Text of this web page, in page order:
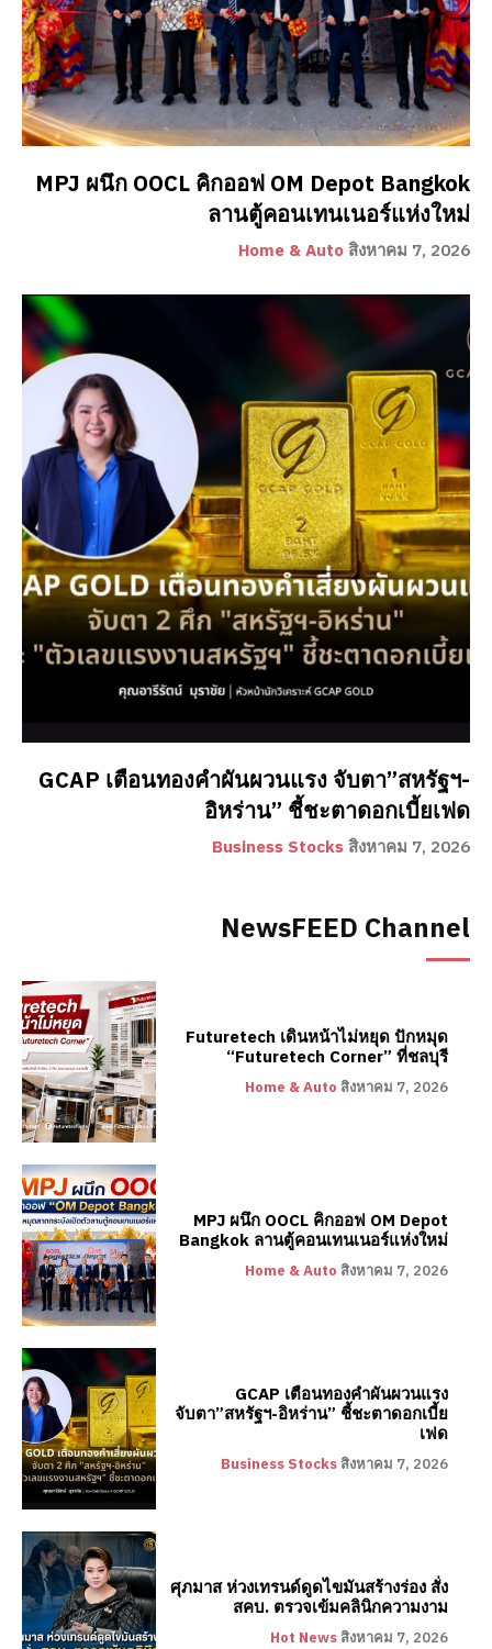
MPJ ผนึก OOCL คิกออฟ OM Depot Bangkok
ลานตู้คอนเทนเนอร์แห่งใหม่
Home & Auto สิงหาคม 7, 2026
GCAP เตือนทองคำผันผวนแรง จับตา”สหรัฐฯ-
อิหร่าน” ชี้ชะตาดอกเบี้ยเฟด
Business Stocks สิงหาคม 7, 2026
NewsFEED Channel
Futuretech เดินหน้าไม่หยุด ปักหมุด
“Futuretech Corner” ที่ชลบุรี
Home & Auto สิงหาคม 7, 2026
MPJ ผนึก OOCL คิกออฟ OM Depot
Bangkok ลานตู้คอนเทนเนอร์แห่งใหม่
Home & Auto สิงหาคม 7, 2026
GCAP เตือนทองคำผันผวนแรง
จับตา”สหรัฐฯ-อิหร่าน” ชี้ชะตาดอกเบี้ย
เฟด
Business Stocks สิงหาคม 7, 2026
ศุภมาส ห่วงเทรนด์ดูดไขมันสร้างร่อง สั่ง
สคบ. ตรวจเข้มคลินิกความงาม
Hot News สิงหาคม 7, 2026